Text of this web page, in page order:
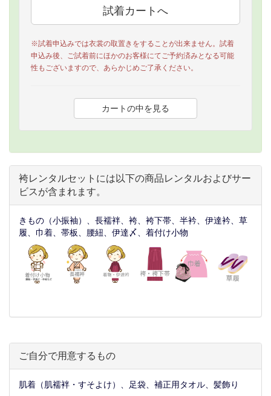
※試着申込みでは衣裳の取置きをすることが出来ません。試着
申込み後、ご試着前にほかのお客様にてご予約済みとなる可能
性もございますので、あらかじめご了承ください。
袴レンタルセットには以下の商品レンタルおよびサー
ビスが含まれます。
きもの（小振袖）、長襦袢、袴、袴下帯、半衿、伊達衿、草
履、巾着、帯板、腰紐、伊達〆、着付け小物
ご自分で用意するもの
肌着（肌襦袢・すそよけ）、足袋、補正用タオル、髪飾り